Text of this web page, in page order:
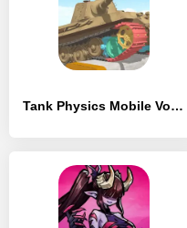
Tank Physics Mobile Vol.3 - [MOD Бесконечные монеты]